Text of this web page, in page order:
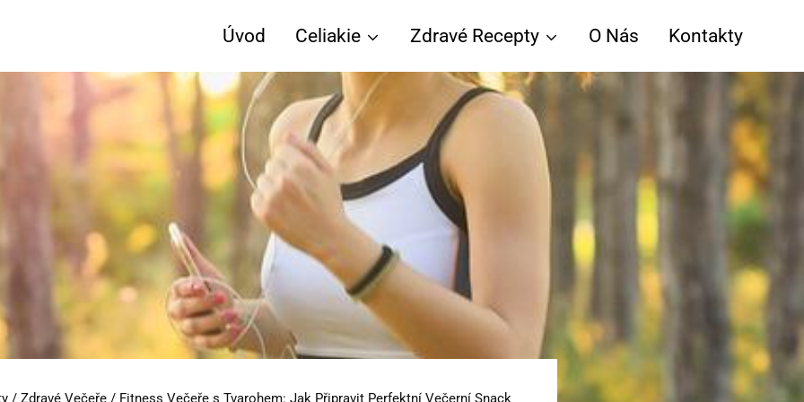
Úvod Celiakie Zdravé Recepty O Nás Kontakty
/ Zdravé Večeře / Fitness Večeře s Tvarohem: Jak Připravit Perfektní Večerní Snack